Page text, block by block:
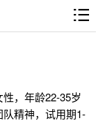
，年龄22-35岁
精神，试用期1-